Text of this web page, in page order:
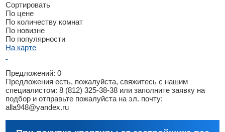
Сортировать
По цене
По количеству комнат
По новизне
По популярности
На карте
Предложений: 0
Предложения есть, пожалуйста, свяжитесь с нашим
специалистом: 8 (812) 325-38-38 или заполните заявку на
подбор и отправьте пожалуйста на эл. почту:
alla948@yandex.ru